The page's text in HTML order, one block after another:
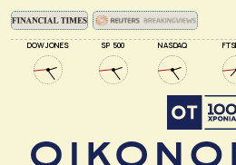
DOW JONES SP 500 NASDAQ